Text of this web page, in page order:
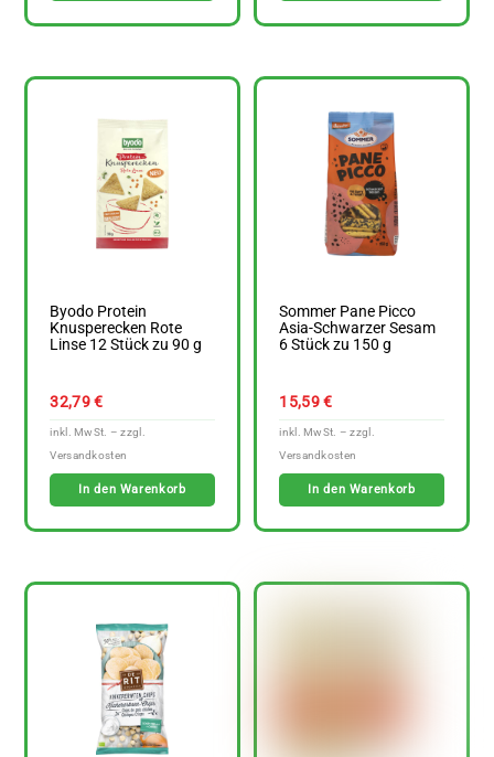
Byodo Protein
Knusperecken Rote
Linse 12 Stück zu 90 g
32,79€
In den Warenkorb
Sommer Pane Picco
Asia-Schwarzer Sesam
6 Stück zu 150 g
15,59€
In den Warenkorb